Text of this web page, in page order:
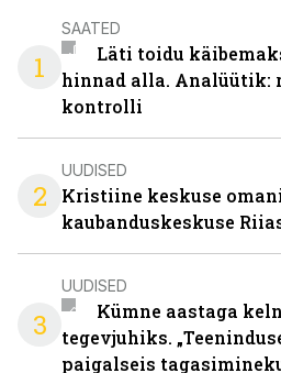
1
SAATED
Läti toidu
hinnad alla. Analüütik:
kontrolli
2
UUDISED
Kristiine keskuse
kaubanduskeskuse
3
UUDISED
Kümne aastaga
tegevjuhiks.
paigalseis